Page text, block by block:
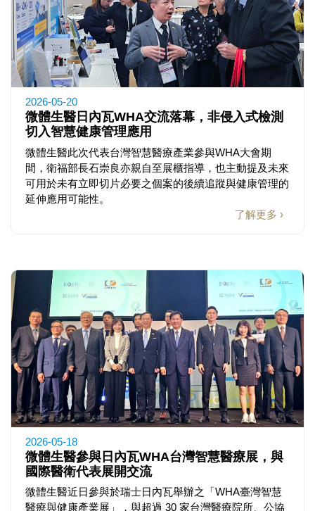
2026-05-20
微體生醫日內瓦WHA交流落幕，非侵入式檢測
切入智慧健康管理應用
微體生醫此次代表台灣智慧醫療產業參與WHA大會期
間，衛福部長石崇良亦親自至展櫃指導，也主動提及未來
可用於未有立即切片必要之個案的後續追蹤與健康管理的
延伸應用可能性。
了解更多 ›
2026-05-18
微體生醫參與日內瓦WHA台灣智慧醫療展，與
國際醫衛代表展開交流
微體生醫近日參與於瑞士日內瓦舉辦之「WHA臺灣智慧
醫療與健康產業展」，與超過 30 家台灣醫療院所、公協